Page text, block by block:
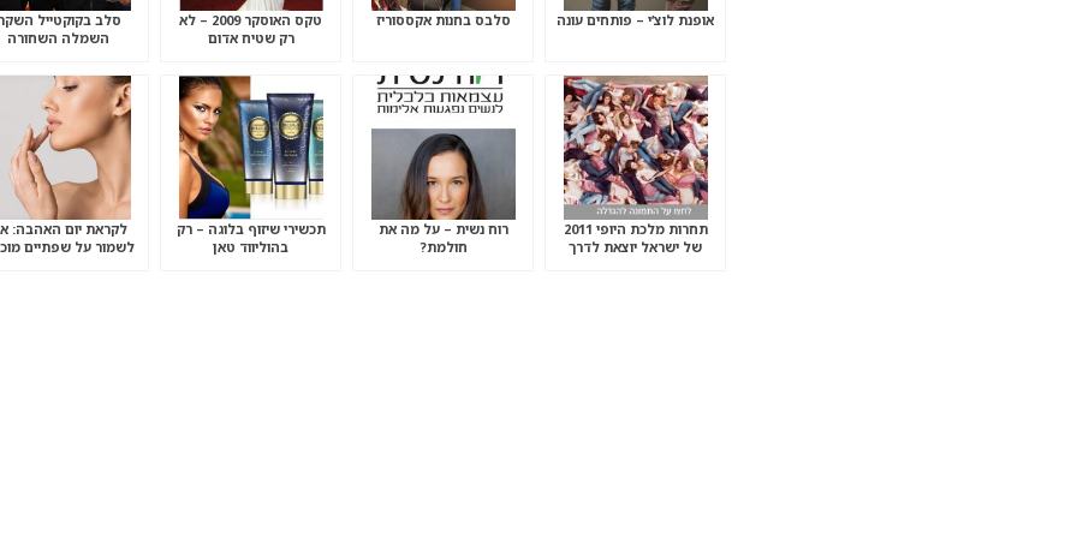
אופנת לוצ’י – פותחים עונה סלבס בחנות אקססוריז
טקס האוסקר 2009 – לא
רק שטיח אדום
סלב בקוקטייל
השמלה השחורה
תחרות מלכת היופי 2011
של ישראל יוצאת לדרך
רוח נשית – על מה את
חולמת?
תכשירי שיזוף בלוגה – רק
בהוליווד טאן
לקראת יום האהבה:
לשמור על שפתיים